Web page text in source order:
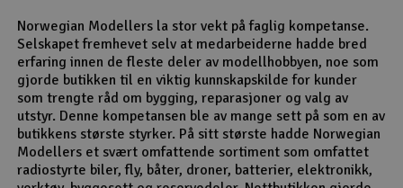
Norwegian Modellers la stor vekt på faglig kompetanse.
Selskapet fremhevet selv at medarbeiderne hadde bred
erfaring innen de fleste deler av modellhobbyen, noe som
gjorde butikken til en viktig kunnskapskilde for kunder
som trengte råd om bygging, reparasjoner og valg av
utstyr. Denne kompetansen ble av mange sett på som en av
butikkens største styrker. På sitt største hadde Norwegian
Modellers et svært omfattende sortiment som omfattet
radiostyrte biler, fly, båter, droner, batterier, elektronikk,